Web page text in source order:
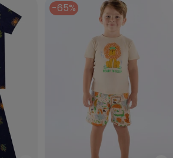
-65%